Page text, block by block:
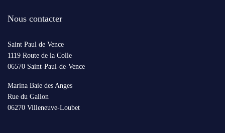
Nous contacter
Saint Paul de Vence
1119 Route de la Colle
06570 Saint-Paul-de-Vence
Marina Baie des Anges
Rue du Galion
06270 Villeneuve-Loubet